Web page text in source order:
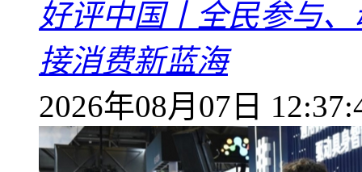
好评中国丨全民参与
接消费新蓝海
2026年08月07日